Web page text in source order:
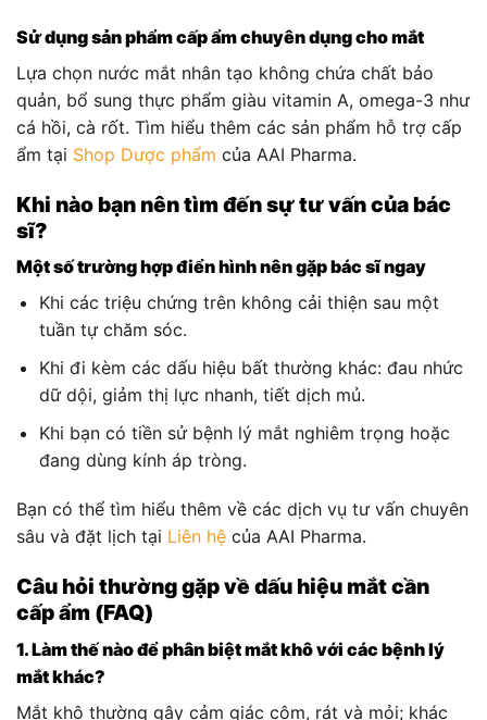
Sử dụng sản phẩm cấp ẩm chuyên dụng cho mắt
Lựa chọn nước mắt nhân tạo không chứa chất bảo
quản, bổ sung thực phẩm giàu vitamin A, omega-3 như
cá hồi, cà rốt. Tìm hiểu thêm các sản phẩm hỗ trợ cấp
ẩm tại Shop Dược phẩm của AAI Pharma.
Khi nào bạn nên tìm đến sự tư vấn của bác
sĩ?
Một số trường hợp điển hình nên gặp bác sĩ ngay
Khi các triệu chứng trên không cải thiện sau một
tuần tự chăm sóc.
Khi đi kèm các dấu hiệu bất thường khác: đau nhức
dữ dội, giảm thị lực nhanh, tiết dịch mủ.
Khi bạn có tiền sử bệnh lý mắt nghiêm trọng hoặc
đang dùng kính áp tròng.
Bạn có thể tìm hiểu thêm về các dịch vụ tư vấn chuyên
sâu và đặt lịch tại Liên hệ của AAI Pharma.
Câu hỏi thường gặp về dấu hiệu mắt cần
cấp ẩm (FAQ)
1. Làm thế nào để phân biệt mắt khô với các bệnh lý
mắt khác?
Mắt khô thường gây cảm giác cộm, rát và mỏi; khác